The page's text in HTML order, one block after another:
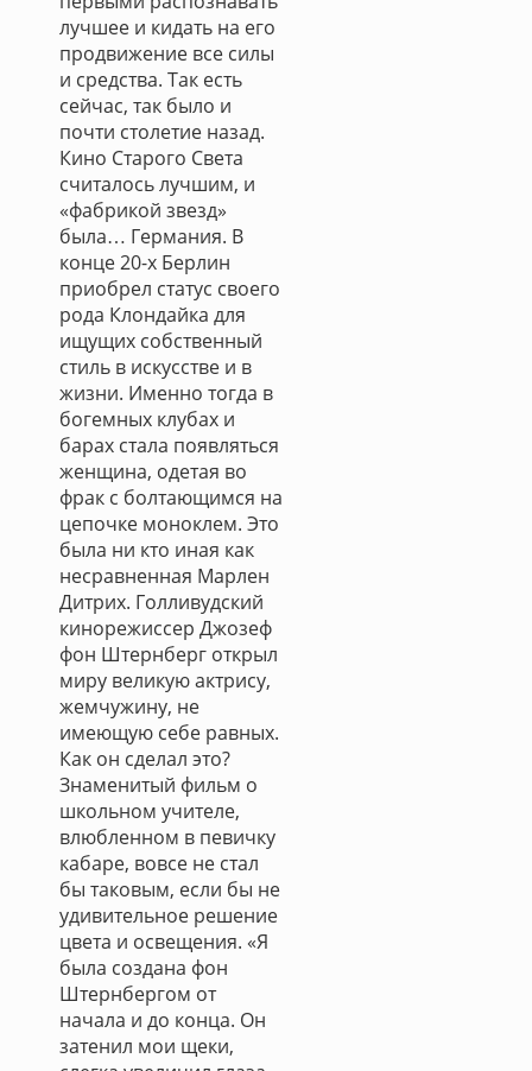
лучшее и кидать на его
продвижение все силы
и средства. Так есть
сейчас, так было и
почти столетие назад.
Кино Старого Света
считалось лучшим, и
«фабрикой звезд»
была… Германия. В
конце 20-х Берлин
приобрел статус своего
рода Клондайка для
ищущих собственный
стиль в искусстве и в
жизни. Именно тогда в
богемных клубах и
барах стала появляться
женщина, одетая во
фрак с болтающимся на
цепочке моноклем. Это
была ни кто иная как
несравненная Марлен
Дитрих. Голливудский
кинорежиссер Джозеф
фон Штернберг открыл
миру великую актрису,
жемчужину, не
имеющую себе равных.
Как он сделал это?
Знаменитый фильм о
школьном учителе,
влюбленном в певичку
кабаре, вовсе не стал
бы таковым, если бы не
удивительное решение
цвета и освещения. «Я
была создана фон
Штернбергом от
начала и до конца. Он
затенил мои щеки,